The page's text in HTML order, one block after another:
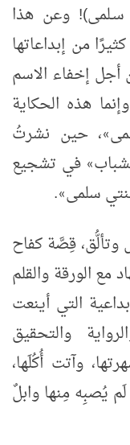
وعن هذا
من إبداعاتها
إخفاء الاسم
هذه الحكاية
»، حين نشرتُ
» في تشجيع
سلمى»
.
وتألُّق، قِصَّة كفاح
مع الورقة والقلم
التي أينعت
والتحقيق
وآتت أُكُلَها،
يُصبِه مِنها وابلٌ